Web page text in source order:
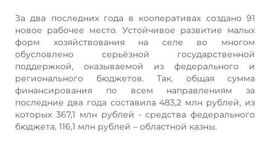
За два последних года в кооперативах создано 91
новое рабочее место. Устойчивое развитие малых
форм хозяйствования на селе во многом
обусловлено серьёзной государственной
поддержкой, оказываемой из федерального и
регионального бюджетов. Так, общая сумма
финансирования по всем направлениям за
последние два года составила 483,2 млн рублей, из
которых 367,1 млн рублей - средства федерального
бюджета, 116,1 млн рублей – областной казны.